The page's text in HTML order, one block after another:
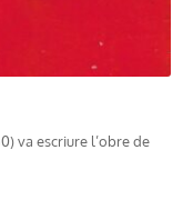
va escriure l’obre de